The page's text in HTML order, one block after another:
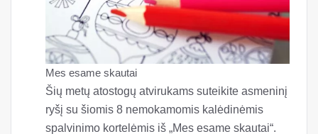
Mes esame skautai
Šių metų atostogų atvirukams suteikite asmeninį
ryšį su šiomis 8 nemokamomis kalėdinėmis
spalvinimo kortelėmis iš „Mes esame skautai“.